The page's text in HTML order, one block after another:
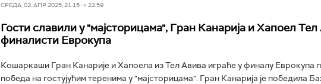
СРЕДА, 02. АПР 2025, 21:15 -> 22:59
Гости славили у "мајсторицама", Гран Канарија и Хапоел
финалисти Еврокупа
Кошаркаши Гран Канарије и Хапоела из Тел Авива играће у финалу Еврокупа
победа на гостујућим теренима у "мајсторицама". Гран Канарија је победила